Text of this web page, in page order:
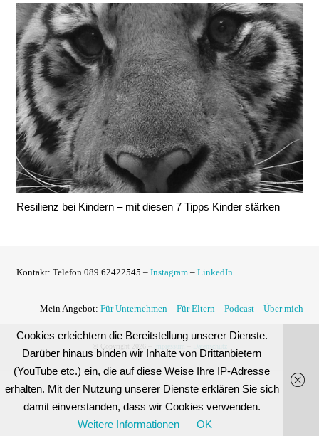
Resilienz bei Kindern – mit diesen 7 Tipps Kinder stärken
Kontakt: Telefon 089 62422545 – Instagram– LinkedIn
Mein Angebot: Für Unternehmen – Für Eltern – Podcast– Über mich
Cookies erleichtern die Bereitstellung unserer Dienste.
Darüber hinaus binden wir Inhalte von Drittanbietern
(YouTube etc.) ein, die auf diese Weise Ihre IP-Adresse
erhalten. Mit der Nutzung unserer Dienste erklären Sie sich
damit einverstanden, dass wir Cookies verwenden.
Weitere Informationen
OK